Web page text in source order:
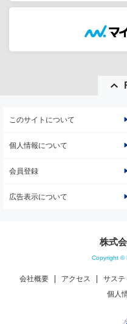
このサイトについて
個人情報について
会員登録
広告表示について
株式
Copyright ©
会社概要 アクセス サステ
個人